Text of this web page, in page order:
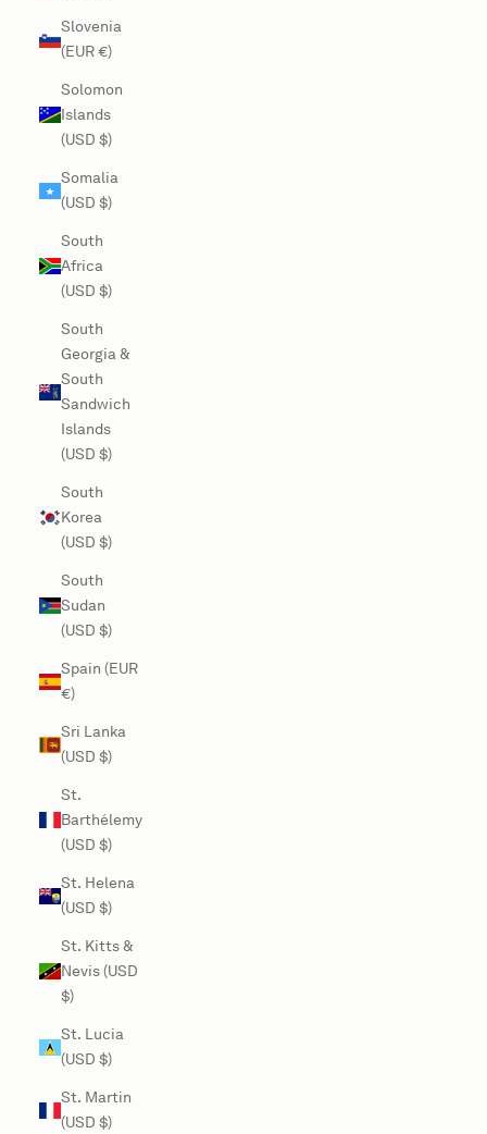
Slovenia
(EUR €)
Solomon
Islands
(USD $)
Somalia
(USD $)
South
Africa
(USD $)
South
Georgia &
South
Sandwich
Islands
(USD $)
South
Korea
(USD $)
South
Sudan
(USD $)
Spain (EUR
€)
Sri Lanka
(USD $)
St.
Barthélemy
(USD $)
St. Helena
(USD $)
St. Kitts &
Nevis (USD
$)
St. Lucia
(USD $)
St. Martin
(USD $)